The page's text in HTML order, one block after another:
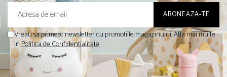
Vreau sa primesc newsletter cu promotiile magazinului. Afla mai multe
inPolitica de Confidentialitate